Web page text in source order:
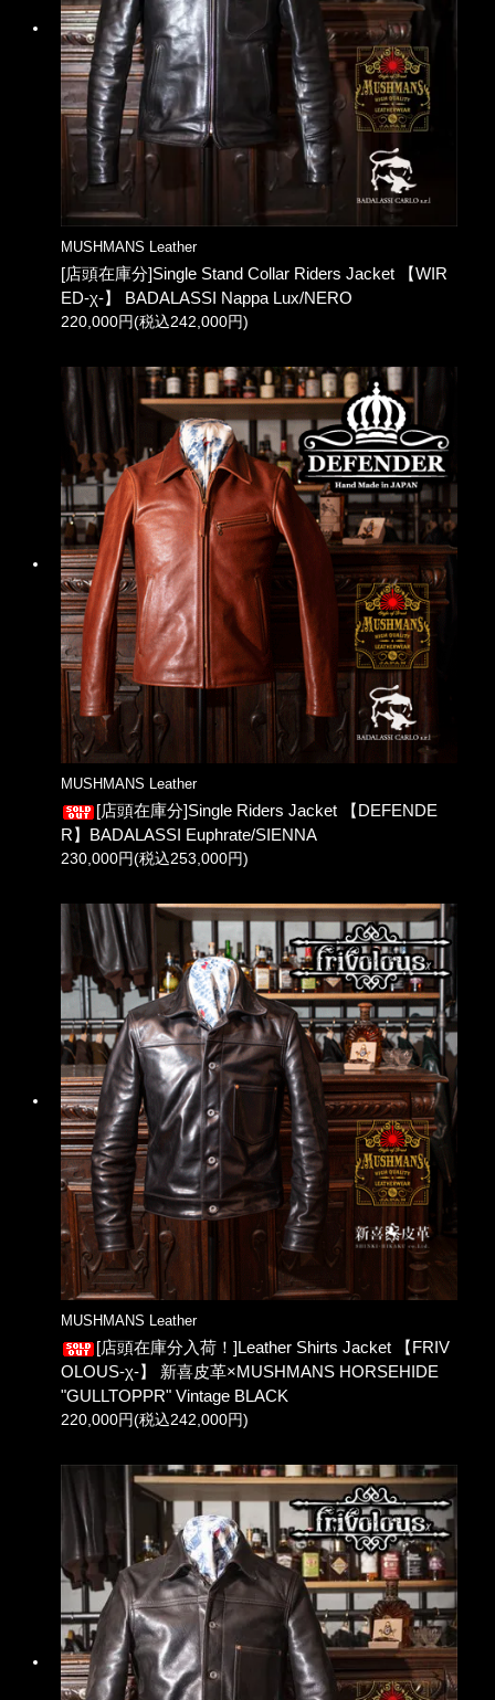
MUSHMANS Leather
[店頭在庫分]Single Stand Collar Riders Jacket 【WIR
ED-χ-】 BADALASSI Nappa Lux/NERO
220,000円(税込242,000円)
MUSHMANS Leather
[店頭在庫分]Single Riders Jacket 【DEFENDE
R】BADALASSI Euphrate/SIENNA
230,000円(税込253,000円)
MUSHMANS Leather
[店頭在庫分入荷！]Leather Shirts Jacket 【FRIV
OLOUS-χ-】 新喜皮革×MUSHMANS HORSEHIDE
"GULLTOPPR" Vintage BLACK
220,000円(税込242,000円)